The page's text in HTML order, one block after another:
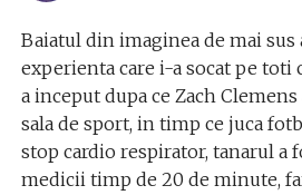
Baiatul din imaginea de mai sus
experienta care i-a socat pe
a inceput dupa ce Zach
sala de sport, in timp ce juca
stop cardio respirator, tanarul a
medicii timp de 20 de minute,